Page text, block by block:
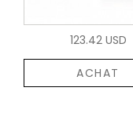
123.42 USD
ACHAT